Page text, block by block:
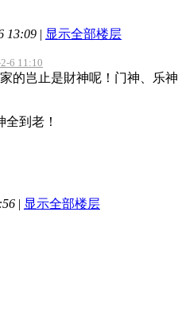
13:09 | 显示全部楼层
6 11:10
的岂止是財神呢！门神、乐
到老！
| 显示全部楼层